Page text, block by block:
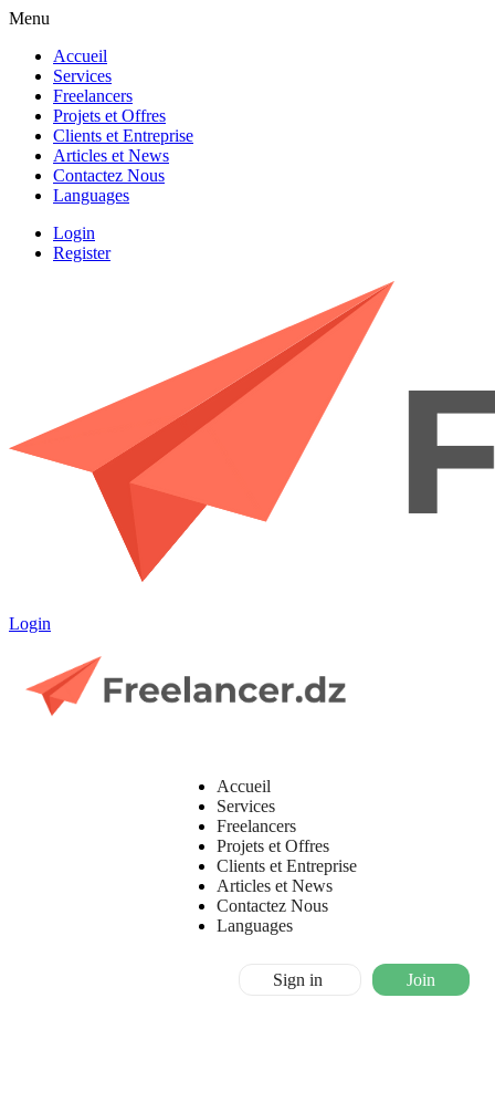
Menu
Accueil
Services
Freelancers
Projets et Offres
Clients et Entreprise
Articles et News
Contactez Nous
Languages
Login
Register
Login
Accueil
Services
Freelancers
Projets et Offres
Clients et Entreprise
Articles et News
Contactez Nous
Languages
Sign in Join